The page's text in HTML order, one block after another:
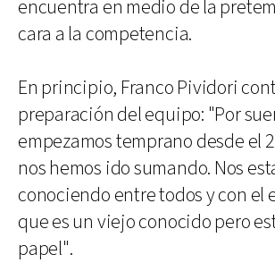
encuentra en medio de la
cara a la competencia.
En principio, Franco Pividori
preparación del equipo: "Por
empezamos temprano desde el
nos hemos ido sumando. Nos
conociendo entre todos y con el
que es un viejo conocido pero
papel".